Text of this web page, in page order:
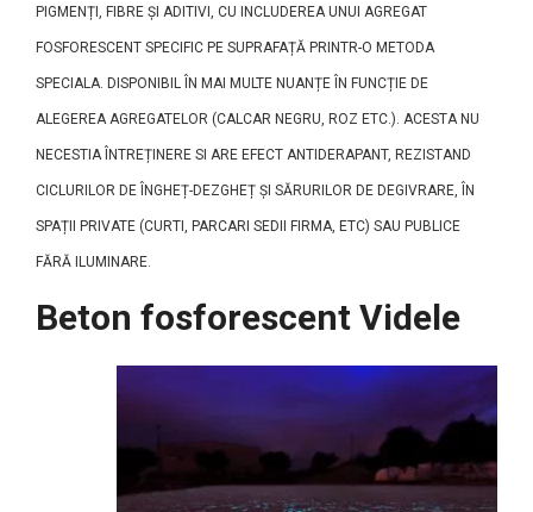
PIGMENȚI, FIBRE ȘI ADITIVI, CU INCLUDEREA UNUI AGREGAT
FOSFORESCENT SPECIFIC PE SUPRAFAȚĂ PRINTR-O METODA
SPECIALA. DISPONIBIL ÎN MAI MULTE NUANȚE ÎN FUNCȚIE DE
ALEGEREA AGREGATELOR (CALCAR NEGRU, ROZ ETC.). ACESTA NU
NECESTIA ÎNTREȚINERE SI ARE EFECT ANTIDERAPANT, REZISTAND
CICLURILOR DE ÎNGHEȚ-DEZGHEȚ ȘI SĂRURILOR DE DEGIVRARE, ÎN
SPAȚII PRIVATE (CURTI, PARCARI SEDII FIRMA, ETC) SAU PUBLICE
FĂRĂ ILUMINARE.
Beton fosforescent Videle